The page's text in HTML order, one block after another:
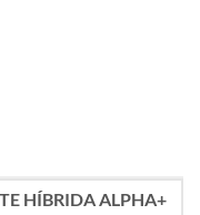
HÍBRIDA ALPHA+